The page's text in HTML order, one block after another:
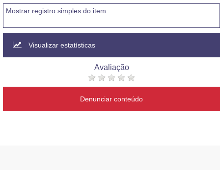
Mostrar registro simples do item
Visualizar estatísticas
Avaliação
Denunciar conteúdo